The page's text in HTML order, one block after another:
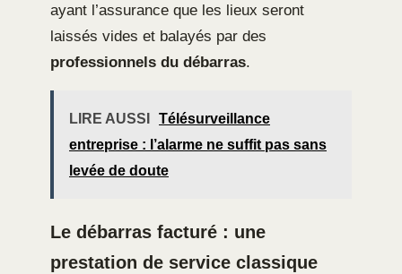
ayant l’assurance que les lieux seront
laissés vides et balayés par des
professionnels du débarras.
LIRE AUSSI
Télésurveillance
entreprise : l’alarme ne suffit pas sans
levée de doute
Le débarras facturé : une
prestation de service classique